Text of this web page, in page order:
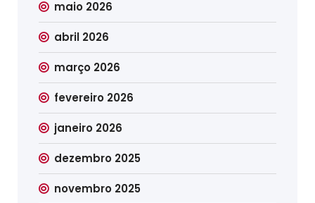
maio 2026
abril 2026
março 2026
fevereiro 2026
janeiro 2026
dezembro 2025
novembro 2025